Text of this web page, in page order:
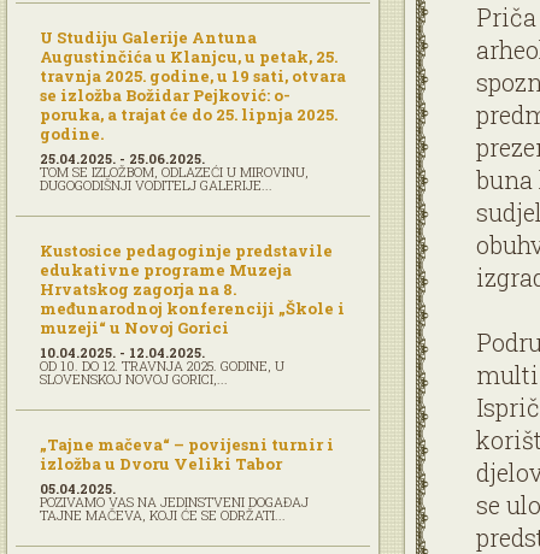
U Studiju Galerije Antuna
Augustinčića u Klanjcu, u petak, 25.
travnja 2025. godine, u 19 sati, otvara
se izložba Božidar Pejković: o-
poruka, a trajat će do 25. lipnja 2025.
godine.
25.04.2025. - 25.06.2025.
TOM SE IZLOŽBOM, ODLAZEĆI U MIROVINU,
DUGOGODIŠNJI VODITELJ GALERIJE...
Kustosice pedagoginje predstavile
edukativne programe Muzeja
Hrvatskog zagorja na 8.
međunarodnoj konferenciji „Škole i
muzeji“ u Novoj Gorici
10.04.2025. - 12.04.2025.
OD 10. DO 12. TRAVNJA 2025. GODINE, U
SLOVENSKOJ NOVOJ GORICI,...
„Tajne mačeva“ – povijesni turnir i
izložba u Dvoru Veliki Tabor
05.04.2025.
POZIVAMO VAS NA JEDINSTVENI DOGAĐAJ
TAJNE MAČEVA, KOJI ĆE SE ODRŽATI...
se